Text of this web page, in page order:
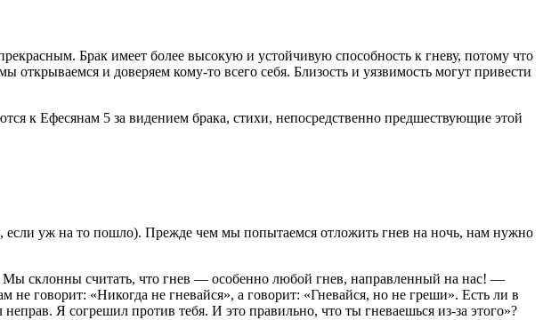
Брак имеет более высокую и устойчивую способность к гневу, потому что
и доверяем кому-то всего себя. Близость и уязвимость могут привести
к Ефесянам 5 за видением брака, стихи, непосредственно предшествующие этой
если уж на то пошло). Прежде чем мы попытаемся отложить гнев на ночь, нам нужно
Мы склонны считать, что гнев — особенно любой гнев, направленный на нас! —
говорит: «Никогда не гневайся», а говорит: «Гневайся, но не греши». Есть ли в
Я согрешил против тебя. И это правильно, что ты гневаешься из-за этого»?